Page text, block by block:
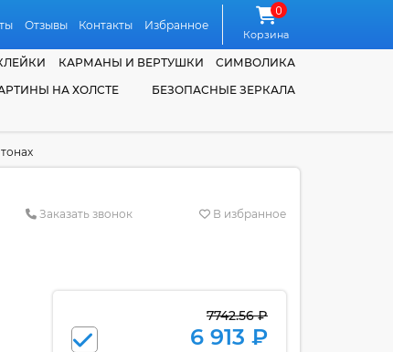
Отзывы Контакты Избранное
0
Корзина
КАРМАНЫ И ВЕРТУШКИ
СИМВОЛИКА
НА ХОЛСТЕ
БЕЗОПАСНЫЕ ЗЕРКАЛА
Заказать звонок В избранное
7742.56 ₽
6 913 ₽